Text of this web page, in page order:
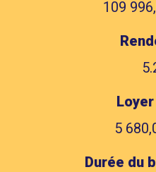
109
5
Durée du